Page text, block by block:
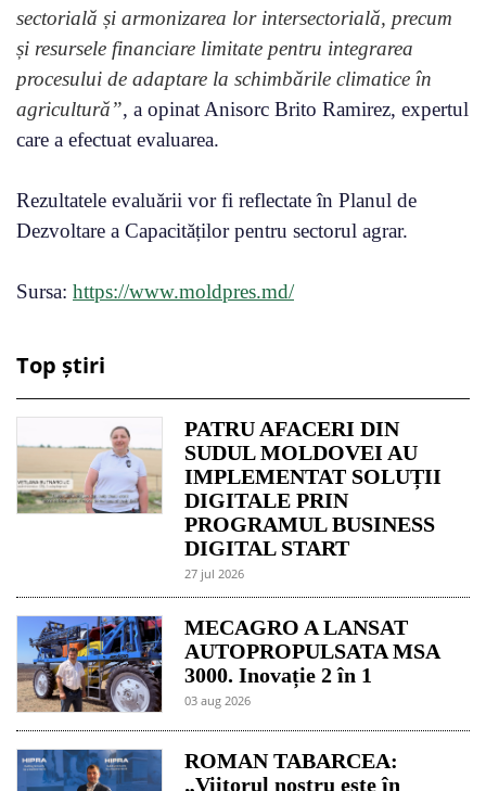
sectorială și armonizarea lor intersectorială, precum
și resursele financiare limitate pentru integrarea
procesului de adaptare la schimbările climatice în
agricultură”, a opinat Anisorc Brito Ramirez, expertul
care a efectuat evaluarea.
Rezultatele evaluării vor fi reflectate în Planul de
Dezvoltare a Capacităților pentru sectorul agrar.
Sursa: https://www.moldpres.md/
Top știri
PATRU AFACERI DIN
SUDUL MOLDOVEI AU
IMPLEMENTAT SOLUȚII
DIGITALE PRIN
PROGRAMUL BUSINESS
DIGITAL START
27 jul 2026
MECAGRO A LANSAT
AUTOPROPULSATA MSA
3000. Inovație 2 în 1
03 aug 2026
ROMAN TABARCEA:
„Viitorul nostru este în